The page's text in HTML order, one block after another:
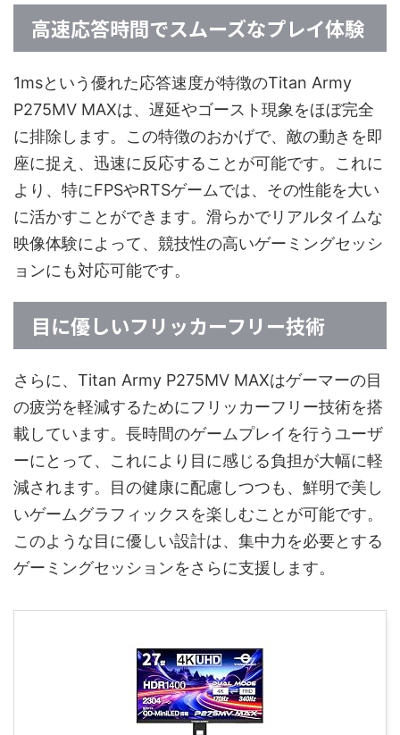
高速応答時間でスムーズなプレイ体験
1msという優れた応答速度が特徴のTitan Army
P275MV MAXは、遅延やゴースト現象をほぼ完全
に排除します。この特徴のおかげで、敵の動きを即
座に捉え、迅速に反応することが可能です。これに
より、特にFPSやRTSゲームでは、その性能を大い
に活かすことができます。滑らかでリアルタイムな
映像体験によって、競技性の高いゲーミングセッシ
ョンにも対応可能です。
目に優しいフリッカーフリー技術
さらに、Titan Army P275MV MAXはゲーマーの目
の疲労を軽減するためにフリッカーフリー技術を搭
載しています。長時間のゲームプレイを行うユーザ
ーにとって、これにより目に感じる負担が大幅に軽
減されます。目の健康に配慮しつつも、鮮明で美し
いゲームグラフィックスを楽しむことが可能です。
このような目に優しい設計は、集中力を必要とする
ゲーミングセッションをさらに支援します。